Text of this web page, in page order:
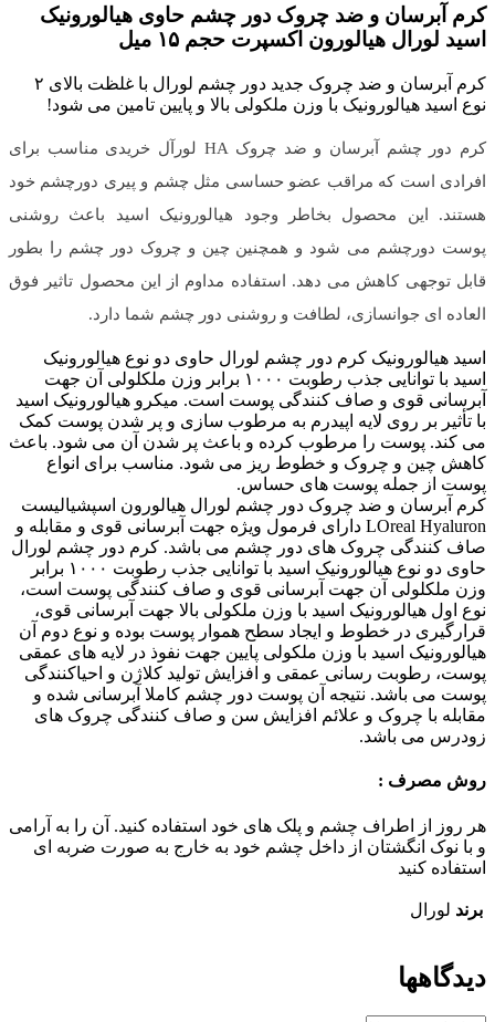
کرم آبرسان و ضد چروک دور چشم حاوی هیالورونیک
اسید لورال هیالورون اکسپرت حجم ۱۵ میل
کرم آبرسان و ضد چروک جدید دور چشم لورال با غلظت بالای ۲
نوع اسید هیالورونیک با وزن ملکولی بالا و پایین تامین می شود!
​​​​کرم دور چشم آبرسان و ضد چروک HA لورآل خریدی مناسب برای
افرادی است که مراقب عضو حساسی مثل چشم و پیری دورچشم خود
هستند. این محصول بخاطر وجود هیالورونیک اسید باعث روشنی
پوست دورچشم می شود و همچنین چین و چروک دور چشم را بطور
قابل توجهی کاهش می دهد. استفاده مداوم از این محصول تاثیر فوق
العاده ای جوانسازی، لطافت و روشنی دور چشم شما دارد.
اسید هیالورونیک کرم دور چشم لورال حاوی دو نوع هیالورونیک
اسید با توانایی جذب رطوبت ۱۰۰۰ برابر وزن ملکلولی آن جهت
آبرسانی قوی و صاف کنندگی پوست است. میکرو هیالورونیک اسید
با تأثیر بر روی لایه اپیدرم به مرطوب سازی و پر شدن پوست کمک
می کند. پوست را مرطوب کرده و باعث پر شدن آن می شود. باعث
کاهش چین و چروک و خطوط ریز می شود. مناسب برای انواع
پوست از جمله پوست های حساس.
کرم آبرسان و ضد چروک دور چشم لورال هیالورون اسپشیالیست
LOreal Hyaluron دارای فرمول ویژه جهت آبرسانی قوی و مقابله و
صاف کنندگی چروک های دور چشم می باشد. کرم دور چشم لورال
حاوی دو نوع هیالورونیک اسید با توانایی جذب رطوبت ۱۰۰۰ برابر
وزن ملکلولی آن جهت آبرسانی قوی و صاف کنندگی پوست است،
نوع اول هیالورونیک اسید با وزن ملکولی بالا جهت آبرسانی قوی،
قرارگیری در خطوط و ایجاد سطح هموار پوست بوده و نوع دوم آن
هیالورونیک اسید با وزن ملکولی پایین جهت نفوذ در لایه های عمقی
پوست، رطوبت رسانی عمقی و افزایش تولید کلاژن و احیاکنندگی
پوست می باشد. نتیجه آن پوست دور چشم کاملا آبرسانی شده و
مقابله با چروک و علائم افزایش سن و صاف کنندگی چروک های
زودرس می باشد.
روش مصرف :
هر روز از اطراف چشم و پلک های خود استفاده کنید. آن را به آرامی
و با نوک انگشتان از داخل چشم خود به خارج به صورت ضربه ای
استفاده کنید
برند لورال
دیدگاهها